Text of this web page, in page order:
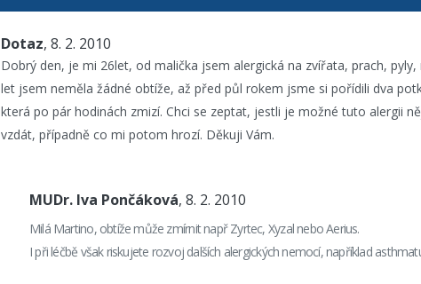
Dotaz, 8. 2. 2010
Dobrý den, je mi 26let, od malička jsem alergická na zvířata, prach,
let jsem neměla žádné obtíže, až před půl rokem jsme si pořídili dva
která po pár hodinách zmizí. Chci se zeptat, jestli je možné tuto alergii
vzdát, případně co mi potom hrozí. Děkuji Vám.
MUDr. Iva Pončáková, 8. 2. 2010
Milá Martino, obtíže může zmírnit např Zyrtec, Xyzal nebo Aerius.
I při léčbě však riskujete rozvoj dalších alergických nemocí, například